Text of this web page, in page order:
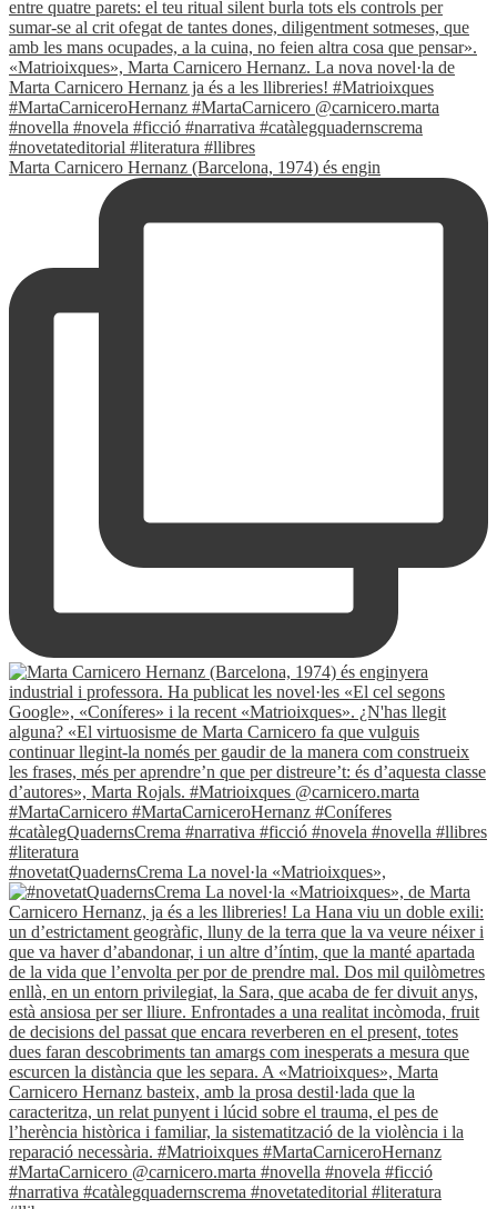
Marta Carnicero Hernanz (Barcelona, 1974) és engin
#novetatQuadernsCrema La novel·la «Matrioixques»,